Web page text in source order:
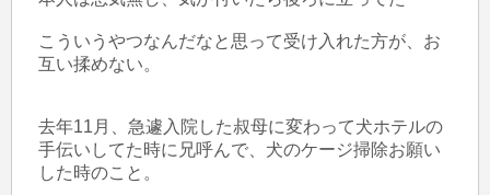
こういうやつなんだなと思って受け入れた方が、お
互い揉めない。
去年11月、急遽入院した叔母に変わって犬ホテルの
手伝いしてた時に兄呼んで、犬のケージ掃除お願い
した時のこと。